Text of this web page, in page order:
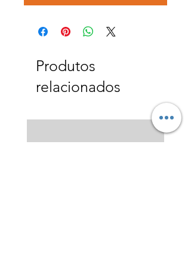
Produtos
relacionados